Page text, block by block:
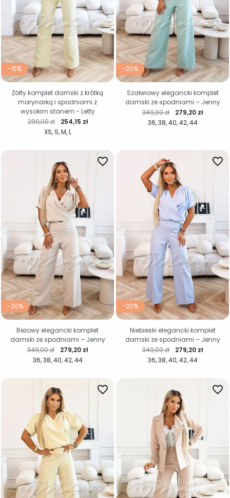
-15%
XS S M L
Cena regularna
299,00 zł Cena
254,15 zł
Żółty komplet damski z krótką
marynarką i spodniami z
wysokim stanem - Letty
-20%
36 38 40 42 44
Cena regularna
349,00 zł Cena
279,20 zł
Szałwiowy elegancki komplet
damski ze spodniami – Jenny
-20%
36 38 40 42 44
favorite_border
Cena regularna
349,00 zł Cena
279,20 zł
Beżowy elegancki komplet
damski ze spodniami – Jenny
-20%
36 38 40 42 44
favorite_border
Cena regularna
349,00 zł Cena
279,20 zł
Niebieski elegancki komplet
damski ze spodniami – Jenny
favorite_border favorite_border